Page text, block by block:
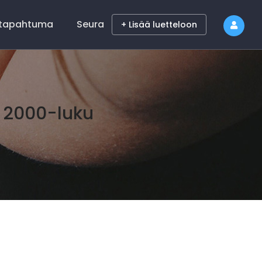
Seura + Lisää luetteloon
luku